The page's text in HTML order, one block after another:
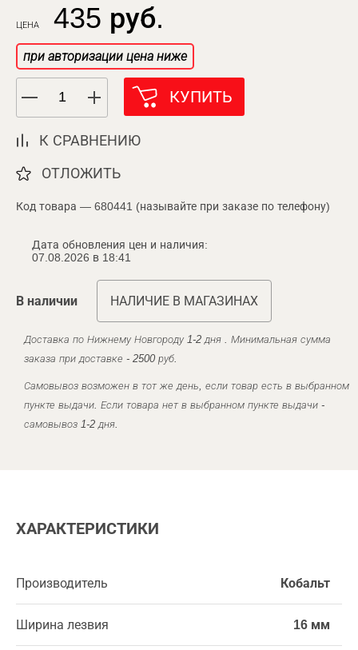
ЦЕНА 435 руб.
при авторизации цена ниже
КУПИТЬ
К СРАВНЕНИЮ
ОТЛОЖИТЬ
Код товара — 680441 (называйте при заказе по телефону)
Дата обновления цен и наличия:
07.08.2026 в 18:41
В наличии НАЛИЧИЕ В МАГАЗИНАХ
Доставка по Нижнему Новгороду 1-2 дня . Минимальная сумма
заказа при доставке - 2500 руб.
Самовывоз возможен в тот же день, если товар есть в выбранном
пункте выдачи. Если товара нет в выбранном пункте выдачи -
самовывоз 1-2 дня.
ХАРАКТЕРИСТИКИ
Производитель Кобальт
Ширина лезвия 16 мм